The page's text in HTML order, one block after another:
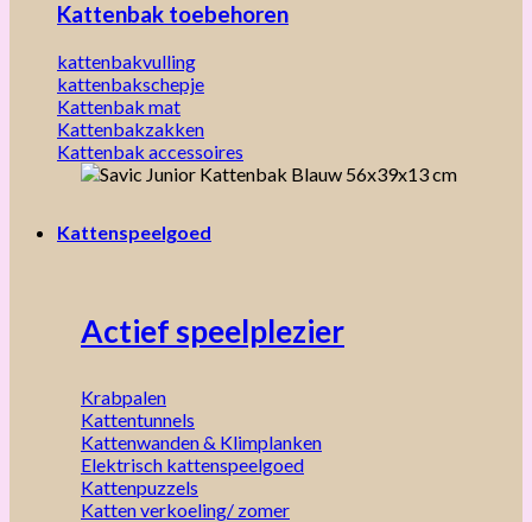
Kattenbak toebehoren
kattenbakvulling
kattenbakschepje
Kattenbak mat
Kattenbakzakken
Kattenbak accessoires
Kattenspeelgoed
Actief speelplezier
Krabpalen
Kattentunnels
Kattenwanden & Klimplanken
Elektrisch kattenspeelgoed
Kattenpuzzels
Katten verkoeling/ zomer